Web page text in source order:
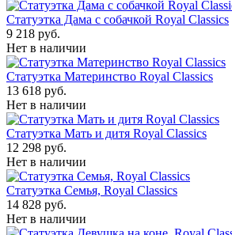
Статуэтка Дама с собачкой Royal Classics
9 218 руб.
Нет в наличии
Статуэтка Материнство Royal Classics
13 618 руб.
Нет в наличии
Статуэтка Мать и дитя Royal Classics
12 298 руб.
Нет в наличии
Статуэтка Семья, Royal Classics
14 828 руб.
Нет в наличии